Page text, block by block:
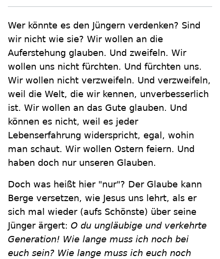
Wer könnte es den Jüngern verdenken? Sind
wir nicht wie sie? Wir wollen an die
Auferstehung glauben. Und zweifeln. Wir
wollen uns nicht fürchten. Und fürchten uns.
Wir wollen nicht verzweifeln. Und verzweifeln,
weil die Welt, die wir kennen, unverbesserlich
ist. Wir wollen an das Gute glauben. Und
können es nicht, weil es jeder
Lebenserfahrung widerspricht, egal, wohin
man schaut. Wir wollen Ostern feiern. Und
haben doch nur unseren Glauben.
Doch was heißt hier "nur"? Der Glaube kann
Berge versetzen, wie Jesus uns lehrt, als er
sich mal wieder (aufs Schönste) über seine
Jünger ärgert: O du ungläubige und verkehrte
Generation! Wie lange muss ich noch bei
euch sein? Wie lange muss ich euch noch